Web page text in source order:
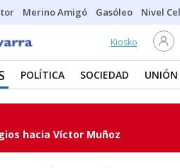
Merino Amigó Gasóleo Nivel
Kiosko
POLÍTICA SOCIEDAD UNIÓN
hacia Víctor Muñoz